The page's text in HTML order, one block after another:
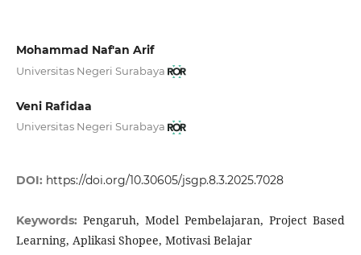
Mohammad Naf'an Arif
Universitas Negeri Surabaya
Veni Rafidaa
Universitas Negeri Surabaya
DOI: https://doi.org/10.30605/jsgp.8.3.2025.7028
Keywords: Pengaruh, Model Pembelajaran, Project Based
Learning, Aplikasi Shopee, Motivasi Belajar